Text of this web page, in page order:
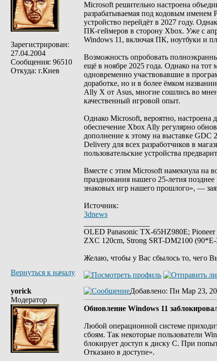
Зарегистрирован:
27.04.2004
Сообщения: 96510
Откуда: г.Киев
Microsoft решительно настроена
разрабатываемая под кодовым именем
устройство перейдёт в 2027 году.
ПК-геймеров в сторону Xbox. Уже с
Windows 11, включая ПК, ноутбуки и
Возможность опробовать
ещё в ноябре 2025 года. Однако на тот
одновременно участвовавшие в
доработке, но и в более ёмком
Ally X от Asus, многие сошлись во
качественный игровой опыт.
Однако Microsoft, вероятно, настроена
обеспечение Xbox Ally регулярно
дополнение к этому на выставке GDC
Delivery для всех разработчиков в
пользовательские устройства
Вместе с этим Microsoft намекнула на
празднования нашего 25-летия
знаковых игр нашего прошлого», —
Источник:
3dnews
OLED Panasonic TX-65HZ980E;
ZXC 120cm, Strong SRT-DM2100
Желаю, чтобы у Вас сбылось то, чего
Вернуться к началу
yorick
Модератор
Добавлено: Пн Мар 23,
Обновление Windows 11
Любой операционной системе
сбоям. Так некоторые пользователи
блокирует доступ к диску C. При
Отказано в доступе».